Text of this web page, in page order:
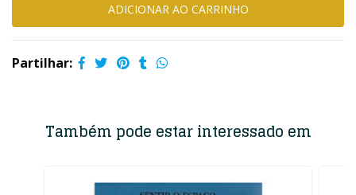
Partilhar:
Também pode estar interessado em